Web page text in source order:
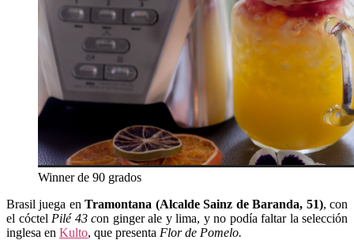
Winner de 90 grados
Brasil juega enTramontana (Alcalde Sainz de Baranda, 51), con
el cóctel Pilé 43 con ginger ale y lima, y no podía faltar la selección
inglesa en Kulto, que presenta Flor de Pomelo.